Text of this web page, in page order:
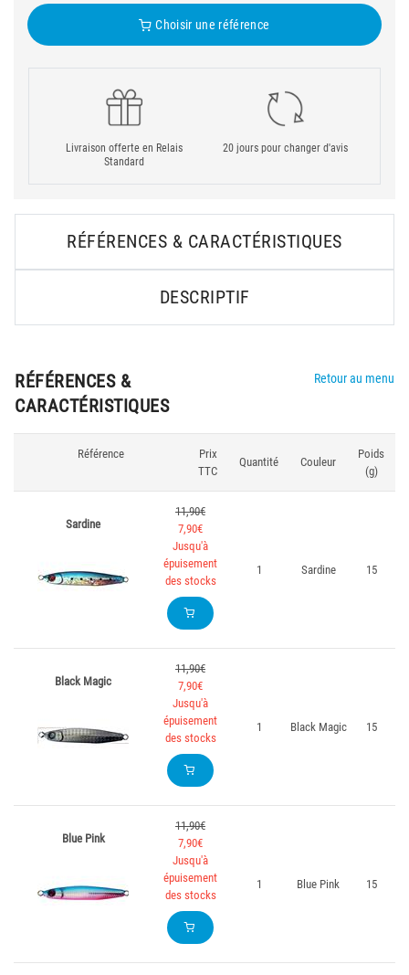
Choisir une référence
Livraison offerte en Relais
Standard
20 jours pour changer d'avis
RÉFÉRENCES & CARACTÉRISTIQUES
DESCRIPTIF
RÉFÉRENCES &
CARACTÉRISTIQUES
Retour au menu
Référence
Prix
TTC
Quantité Couleur
Poids
(g)
Sardine
11,90€
7,90€
Jusqu'à
épuisement
des stocks
1 Sardine 15
Black Magic
11,90€
7,90€
Jusqu'à
épuisement
des stocks
1 Black Magic 15
Blue Pink
11,90€
7,90€
Jusqu'à
épuisement
des stocks
1 Blue Pink 15